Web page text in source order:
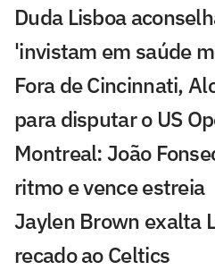
Duda Lisboa
'invistam em saúde
Fora de Cincinnati,
para disputar o US
Montreal: João
ritmo e vence estreia
Jaylen Brown exalta
recado ao Celtics